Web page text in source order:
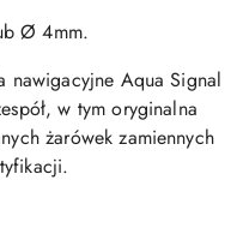
Ø 4mm.
nawigacyjne Aqua Signal
w tym oryginalna
żarówek zamiennych